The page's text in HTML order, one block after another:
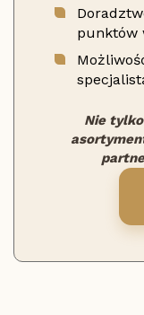
punktów
Nie